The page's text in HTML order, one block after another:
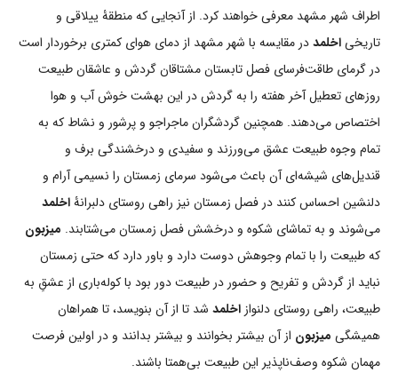
اطراف شهر مشهد معرفی خواهند کرد. از آنجایی که منطقۀ ییلاقی و
تاریخیاخلمددر مقایسه با شهر مشهد از دمای هوای کمتری برخوردار است
در گرمای طاقت‌فرسای فصل تابستان مشتاقان گردش و عاشقان طبیعت
روزهای تعطیل آخر هفته را به گردش در این بهشت خوش آب و هوا
اختصاص می‌دهند. همچنین گردشگران ماجراجو و پرشور و نشاط که به
تمام وجوه طبیعت عشق می‌ورزند و سفیدی و درخشندگی برف و
قندیل‌های شیشه‌ای آن باعث می‌شود سرمای زمستان را نسیمی آرام و
دلنشین احساس کنند در فصل زمستان نیز راهی روستای دلبرانۀاخلمد
می‌شوند و به تماشای شکوه و درخشش فصل زمستان می‌شتابند. میزبون
که طبیعت را با تمام وجوهش دوست دارد و باور دارد که حتی زمستان
نباید از گردش و تفریح و حضور در طبیعت دور بود با کوله‌باری از عشقِ به
طبیعت، راهی روستای دلنواز اخلمد شد تا از آن بنویسد، تا همراهان
همیشگی میزبون از آن بیشتر بخوانند و بیشتر بدانند و در اولین فرصت
مهمان شکوه وصف‌ناپذیر این طبیعت بی‌همتا باشند.